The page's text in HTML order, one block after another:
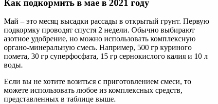
Как подкормить в мае в 2021 году
Май – это месяц высадки рассады в открытый грунт. Первую
подкормку проводят спустя 2 недели. Обычно выбирают
азотное удобрение, но можно использовать комплексную
органо-минеральную смесь. Например, 500 гр куриного
помета, 30 гр суперфосфата, 15 гр сернокислого калия и 10 л
воды.
Если вы не хотите возиться с приготовлением смеси, то
можете использовать любое из комплексных средств,
представленных в таблице выше.